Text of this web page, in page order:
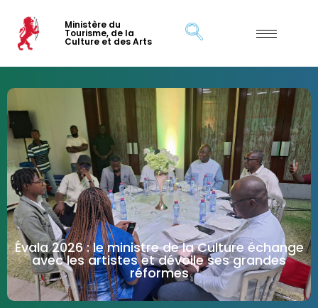
Ministère du
Tourisme, de la
Culture et des Arts
Évala 2026 : le ministre de la Culture échange
avec les artistes et dévoile ses grandes
réformes